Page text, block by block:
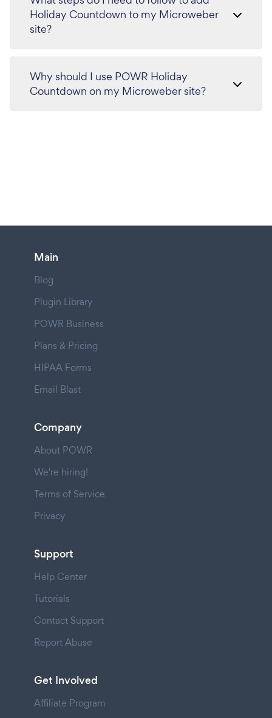
Holiday Countdown to my Microweber
site?
Why should I use POWR Holiday
Countdown on my Microweber site?
Main
Blog
Plugin Library
POWR Business
Plans & Pricing
HIPAA Forms
Email Blast
Company
About POWR
We're hiring!
Terms of Service
Privacy
Support
Help Center
Tutorials
Contact Support
Report Abuse
Get Involved
Affiliate Program